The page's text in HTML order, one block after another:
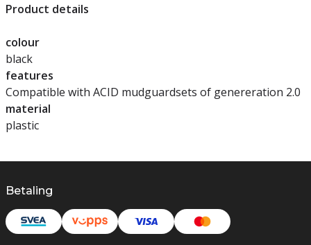
Product details
colour
black
features
Compatible with ACID mudguardsets of genereration 2.0
material
plastic
Betaling